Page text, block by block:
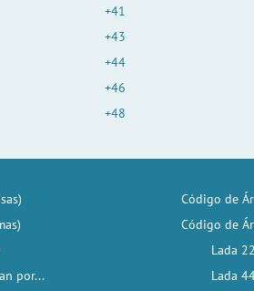
+41
+43
+44
+46
+48
por...
Código de
Código de
Lada
Lada